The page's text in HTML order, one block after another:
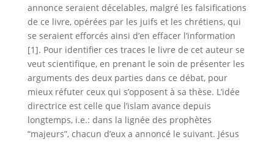
annonce seraient décelables, malgré les falsifications
de ce livre, opérées par les juifs et les chrétiens, qui
se seraient efforcés ainsi d’en effacer l’information
[1]. Pour identifier ces traces le livre de cet auteur se
veut scientifique, en prenant le soin de présenter les
arguments des deux parties dans ce débat, pour
mieux réfuter ceux qui s’opposent à sa thèse. L’idée
directrice est celle que l’islam avance depuis
longtemps, i.e.: dans la lignée des prophètes
“majeurs”, chacun d’eux a annoncé le suivant. Jésus